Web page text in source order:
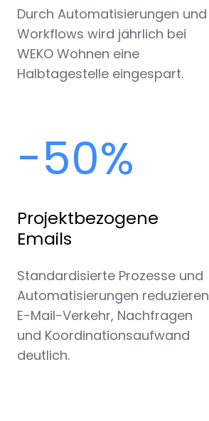
Durch Automatisierungen und
Workflows wird jährlich bei
WEKO Wohnen eine
Halbtagestelle eingespart.
-50%
Projektbezogene
Emails
Standardisierte Prozesse und
Automatisierungen reduzieren
E-Mail-Verkehr, Nachfragen
und Koordinationsaufwand
deutlich.